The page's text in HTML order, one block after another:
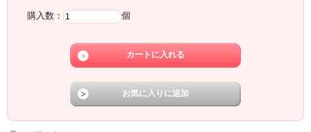
購入数： 個